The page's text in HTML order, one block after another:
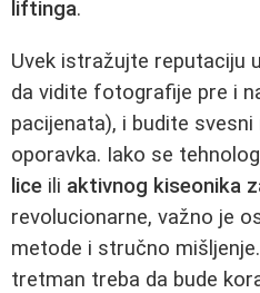
liftinga.
Uvek istražujte reputaciju
da vidite fotografije pre i
pacijenata), i budite
oporavka. Iako se
lice ili aktivnog kiseonika
revolucionarne, važno je
metode i stručno
tretman treba da bude